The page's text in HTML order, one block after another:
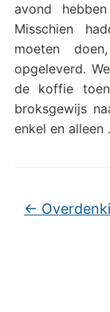
avond
Misschien
moeten
opgeleverd.
de koffie
broksgewijs
enkel en alleen
←